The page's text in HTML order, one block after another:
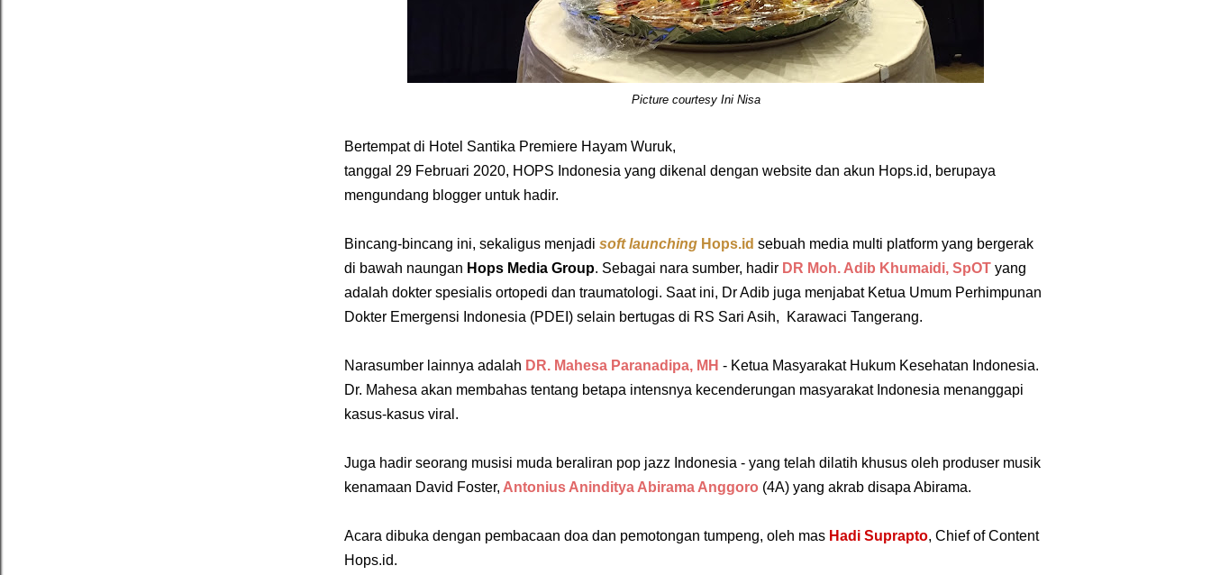
Picture courtesy Ini Nisa
Bertempat di Hotel Santika Premiere Hayam Wuruk,
tanggal 29 Februari 2020, HOPS Indonesia yang dikenal dengan website dan akun Hops.id, berupaya
mengundang blogger untuk hadir.
Bincang-bincang ini, sekaligus menjadi soft launchingHops.id sebuah media multi platform yang bergerak
di bawah naungan Hops Media Group. Sebagai nara sumber, hadir DR Moh. Adib Khumaidi, SpOT yang
adalah dokter spesialis ortopedi dan traumatologi. Saat ini, Dr Adib juga menjabatKetua Umum Perhimpunan
Dokter Emergensi Indonesia (PDEI) selain bertugas di RS Sari Asih, Karawaci Tangerang.
Narasumber lainnya adalah DR. Mahesa Paranadipa, MH - Ketua Masyarakat Hukum Kesehatan Indonesia.
Dr. Mahesa akan membahas tentang betapa intensnya kecenderungan masyarakat Indonesia menanggapi
kasus-kasus viral.
Juga hadir seorang musisi muda beraliran pop jazz Indonesia - yang telah dilatih khusus oleh produser musik
kenamaan David Foster, Antonius Aninditya Abirama Anggoro (4A) yang akrab disapa Abirama.
Acara dibuka dengan pembacaan doa dan pemotongan tumpeng, oleh masHadi Suprapto, Chief of Content
Hops.id.